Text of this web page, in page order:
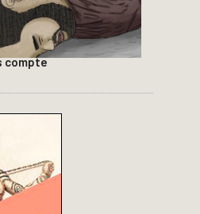
compte